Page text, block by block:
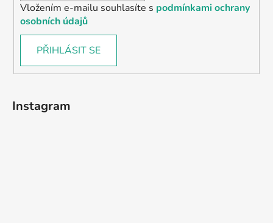
Vložením e-mailu souhlasíte s podmínkami ochrany
osobních údajů
PŘIHLÁSIT SE
Instagram